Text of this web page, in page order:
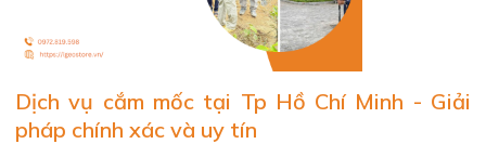
Dịch vụ cắm mốc tại Tp Hồ Chí Minh - Giải
pháp chính xác và uy tín